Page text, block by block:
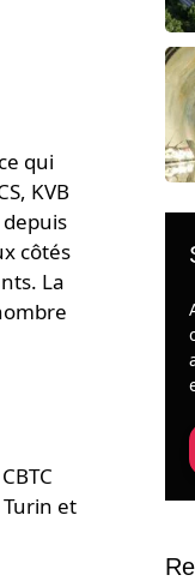
qui
KVB
côtés
La
et